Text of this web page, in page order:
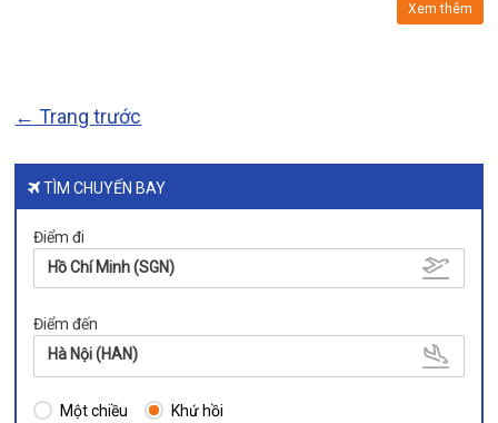
Xem thêm
← Trang trước
TÌM CHUYẾN BAY
Điểm đi
Hồ Chí Minh (SGN)
Điểm đến
Hà Nội (HAN)
Một chiều Khứ hồi